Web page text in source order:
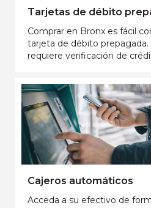
Tarjetas de débito
Comprar en Bronx es fácil
tarjeta de débito prepagada.
requiere verificación de
Cajeros automáticos
Acceda a su efectivo de